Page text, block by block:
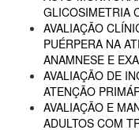
GLICOSIMETRIA
AVALIAÇÃO
PUÉRPERA NA
ANAMNESE E
AVALIAÇÃO DE
ATENÇÃO
AVALIAÇÃO E
ADULTOS COM